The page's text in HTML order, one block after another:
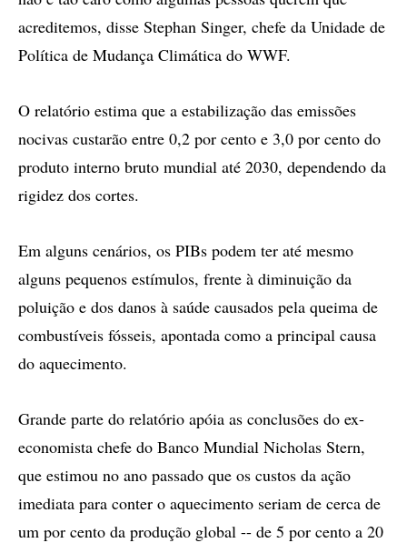
acreditemos, disse Stephan Singer, chefe da Unidade de
Política de Mudança Climática do WWF.
O relatório estima que a estabilização das emissões
nocivas custarão entre 0,2 por cento e 3,0 por cento do
produto interno bruto mundial até 2030, dependendo da
rigidez dos cortes.
Em alguns cenários, os PIBs podem ter até mesmo
alguns pequenos estímulos, frente à diminuição da
poluição e dos danos à saúde causados pela queima de
combustíveis fósseis, apontada como a principal causa
do aquecimento.
Grande parte do relatório apóia as conclusões do ex-
economista chefe do Banco Mundial Nicholas Stern,
que estimou no ano passado que os custos da ação
imediata para conter o aquecimento seriam de cerca de
um por cento da produção global -- de 5 por cento a 20